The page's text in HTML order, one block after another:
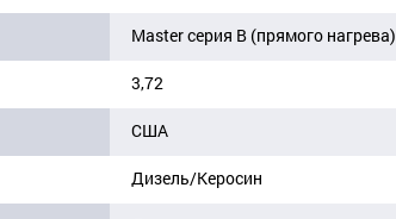
Master серия B (прямого нагрева)
3,72
США
Дизель/Керосин